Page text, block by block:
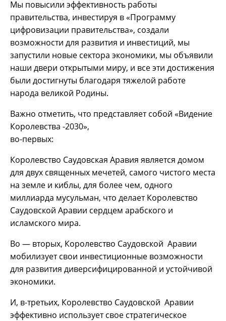
Мы повысили эффективность работы
правительства, инвестируя в «Программу
цифровизации правительства», создали
возможности для развития и инвестиций, мы
запустили новые сектора экономики, мы объявили
наши двери открытыми миру, и все эти достижения
были достигнуты благодаря тяжелой работе
народа великой Родины.
Важно отметить, что представляет собой «Видение
Королевства -2030»,
во-первых:
Королевство Саудовская Аравия является домом
для двух священных мечетей, самого чистого места
на земле и киблы, для более чем, одного
миллиарда мусульман, что делает Королевство
Саудовской Аравии сердцем арабского и
исламского мира.
Во — вторых, Королевство Саудовской Аравии
мобилизует свои инвестиционные возможности
для развития диверсифицированной и устойчивой
экономики.
И, в-третьих, Королевство Саудовской Аравии
эффективно использует свое стратегическое